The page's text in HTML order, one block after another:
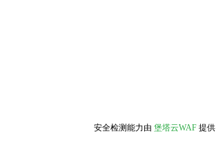
安全检测能力由 堡塔云WAF 提供